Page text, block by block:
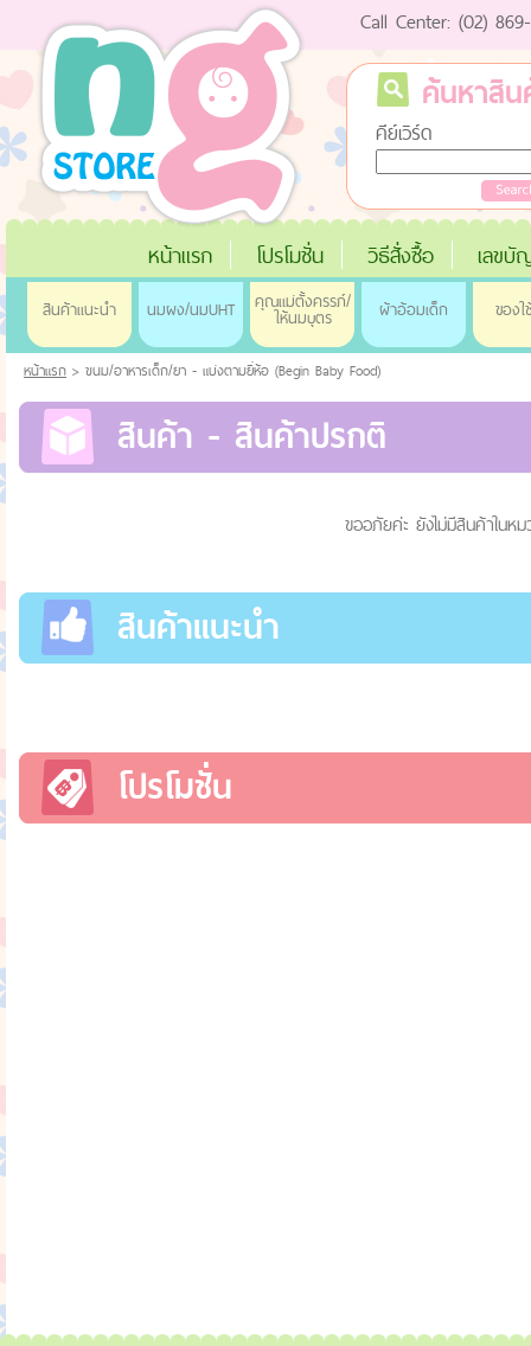
Call Center: (02)
ค้นหาสิน
คีย์เวิร์ด
หน้าแรก โปรโมชั่น วิธีสั่งซื้อ เลขบั
สินค้าแนะนำ นมผง/นมUHT คุณแม่ตั้งครรภ์/
ให้นมบุตร ผ้าอ้อมเด็ก ของใ
หน้าแรก > ขนม/อาหารเด็ก/ยา - แบ่งตามยี่ห้อ (Begin Baby Food)
สินค้า - สินค้าปรกติ
ขออภัยค่ะ ยังไม่มีสินค้าในห
สินค้าแนะนำ
โปรโมชั่น